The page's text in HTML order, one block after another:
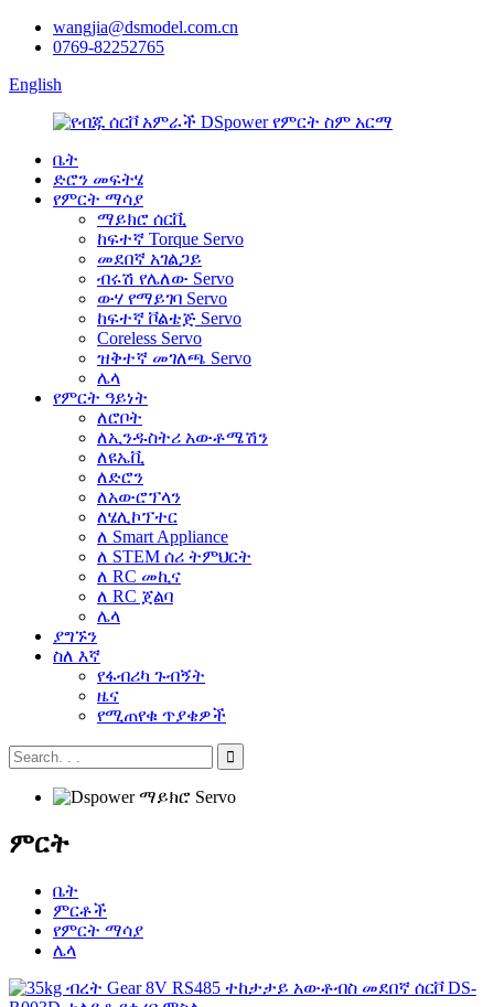
wangjia@dsmodel.com.cn
0769-82252765
English
ቤት
ድሮን መፍትሄ
የምርት ማሳያ
ማይክሮ ሰርቪ
ከፍተኛ Torque Servo
መደበኛ አገልጋይ
ብሩሽ የሌለው Servo
ውሃ የማይገባ Servo
ከፍተኛ ቮልቴጅ Servo
Coreless Servo
ዝቅተኛ መገለጫ Servo
ሌላ
የምርት ዓይነት
ለሮቦት
ለኢንዱስትሪ አውቶሜሽን
ለዩኤቪ
ለድሮን
ለአውሮፕላን
ለሄሊኮፕተር
ለ Smart Appliance
ለ STEM ሰሪ ትምህርት
ለ RC መኪና
ለ RC ጀልባ
ሌላ
ያግኙን
ስለ እኛ
የፋብሪካ ጉብኝት
ዜና
የሚጠየቁ ጥያቄዎች
ምርት
ቤት
ምርቶች
የምርት ማሳያ
ሌላ